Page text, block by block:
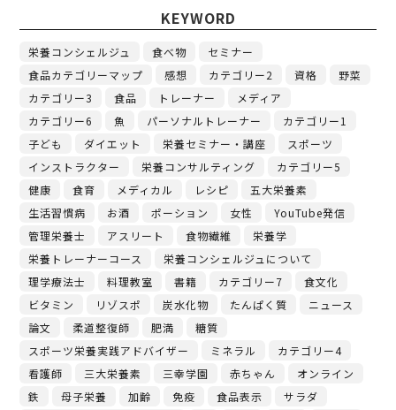
KEYWORD
栄養コンシェルジュ 食べ物
セミナー
食品カテゴリーマップ
感想 カテゴリー2 資格
野菜
カテゴリー3
食品 トレーナー
メディア
カテゴリー6
魚 パーソナルトレーナー
カテゴリー1
子ども
ダイエット 栄養セミナー・講座
スポーツ
インストラクター
栄養コンサルティング
カテゴリー5
健康
食育 メディカル レシピ
五大栄養素
生活習慣病
お酒 ポーション 女性
YouTube発信
管理栄養士
アスリート 食物繊維
栄養学
栄養トレーナーコース
栄養コンシェルジュについて
理学療法士
料理教室 書籍 カテゴリー7
食文化
ビタミン
リゾスポ 炭水化物 たんぱく質
ニュース
論文
柔道整復師 肥満
糖質
スポーツ栄養実践アドバイザー
ミネラル
カテゴリー4
看護師
三大栄養素 三幸学園 赤ちゃん
オンライン
鉄
母子栄養 加齢 免疫 食品表示
サラダ